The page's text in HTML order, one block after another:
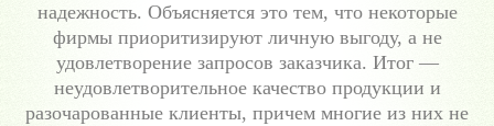
надежность. Объясняется это тем, что некоторые
фирмы приоритизируют личную выгоду, а не
удовлетворение запросов заказчика. Итог —
неудовлетворительное качество продукции и
разочарованные клиенты, причем многие из них не